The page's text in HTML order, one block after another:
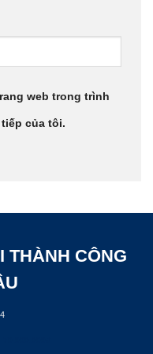
web trong trình
của tôi.
THÀNH CÔNG